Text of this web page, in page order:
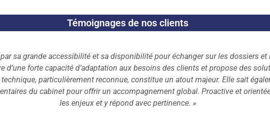
Témoignages de nos clients
professionnelle, rigoureuse, méticuleuse et perfectionniste ; elle est
qualité. »